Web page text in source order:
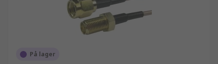
På lager